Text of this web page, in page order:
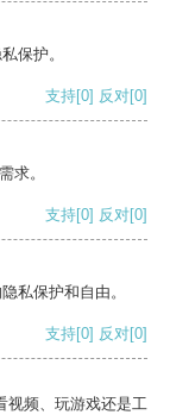
保护。
支持[0] 反对[0]
求。
支持[0] 反对[0]
私保护和自由。
支持[0] 反对[0]
视频、玩游戏还是工